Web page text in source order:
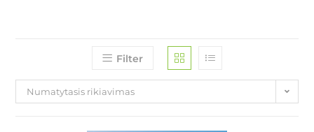
Filter
Numatytasis rikiavimas